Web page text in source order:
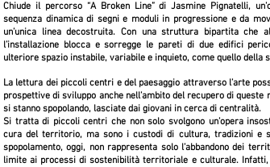
Chiude il percorso “A Broken Line” di Jasmine Pignatelli,
sequenza dinamica di segni e moduli in progressione e da
un’unica linea decostruita. Con una struttura bipartita che
l’installazione blocca e sorregge le pareti di due edifici
ulteriore spazio instabile, variabile e inquieto, come quello della
La lettura dei piccoli centri e del paesaggio attraverso l’arte
prospettive di sviluppo anche nell’ambito del recupero di queste
si stanno spopolando, lasciate dai giovani in cerca di centralità.
Si tratta di piccoli centri che non solo svolgono un’opera
cura del territorio, ma sono i custodi di cultura, tradizioni e
spopolamento, oggi, non rappresenta solo l’abbandono dei
limite ai processi di sostenibilità territoriale e culturale. Infatti,